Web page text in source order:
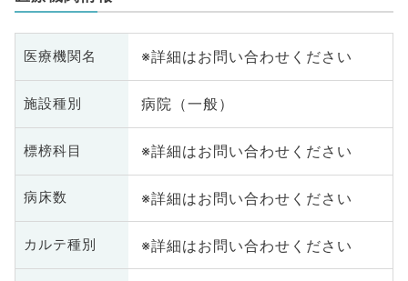
医療機関名 ※詳細はお問い合わせください
施設種別 病院（一般）
標榜科目 ※詳細はお問い合わせください
病床数 ※詳細はお問い合わせください
カルテ種別 ※詳細はお問い合わせください